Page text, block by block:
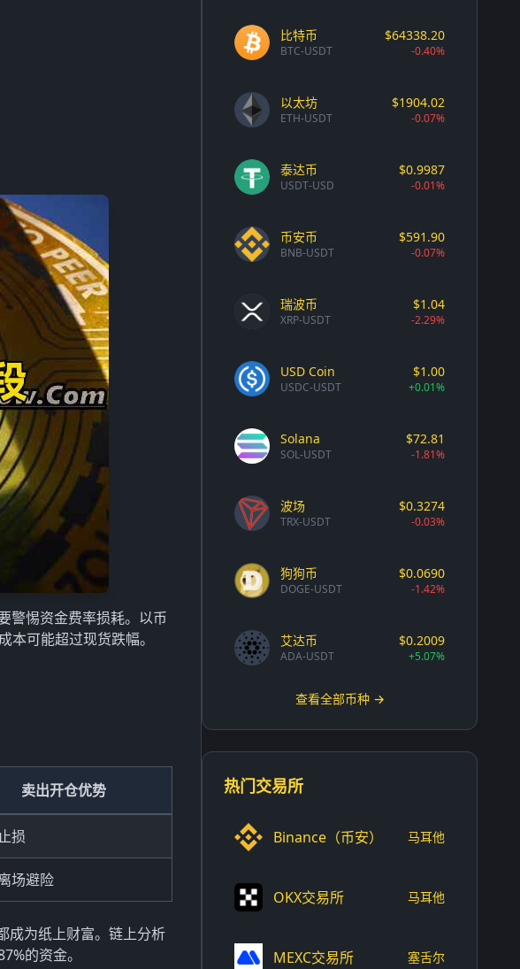
警惕资金费率损耗。以币
可能超过现货跌幅。
卖出开仓优势
损
场避险
成为纸上财富。链上分析
的资金。
比特币
BTC-USDT
$64338.20
-0.40%
以太坊
ETH-USDT
$1904.02
-0.07%
泰达币
USDT-USD
$0.9987
-0.01%
币安币
BNB-USDT
$591.90
-0.07%
瑞波币
XRP-USDT
$1.04
-2.29%
USD Coin
USDC-USDT
$1.00
+0.01%
Solana
SOL-USDT
$72.81
-1.81%
波场
TRX-USDT
$0.3274
-0.03%
狗狗币
DOGE-USDT
$0.0690
-1.42%
艾达币
ADA-USDT
$0.2009
+5.07%
查看全部币种 →
热门交易所
Binance（币安） 马耳他
OKX交易所 马耳他
MEXC交易所 塞舌尔